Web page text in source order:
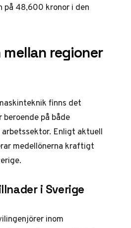
på 48,600 kronor i den
regioner
finns det
på både
Enligt aktuell
medellönerna kraftigt
i Sverige
inom